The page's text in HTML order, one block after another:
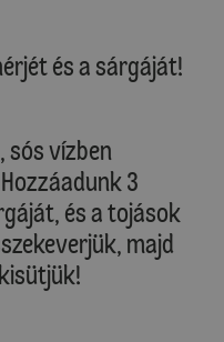
és a sárgáját!
sós vízben
3
és a tojások
majd